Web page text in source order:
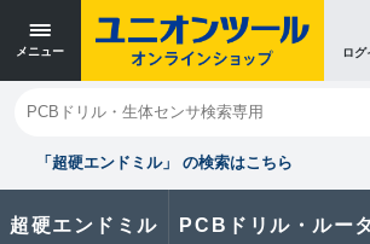
メニュー ロ
「超硬エンドミル」 の検索はこちら
超硬エンドミル PCBドリル・ルー
閉じる
お気に入り クイックオーダー